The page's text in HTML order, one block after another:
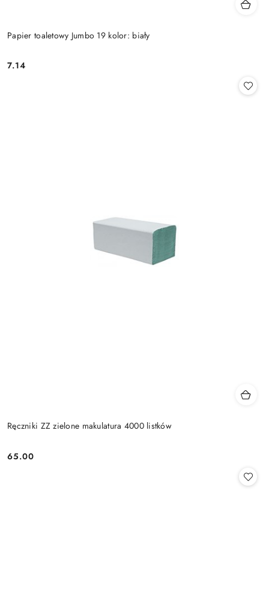
Papier toaletowy Jumbo 19 kolor: biały
Cena:
7.14
Ręczniki ZZ zielone makulatura 4000 listków
Cena:
65.00